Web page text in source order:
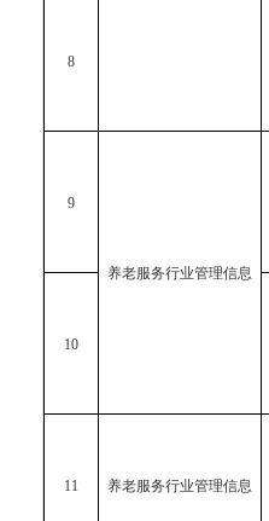
8
9
养老服务行业管理信息
10
11 养老服务行业管理信息